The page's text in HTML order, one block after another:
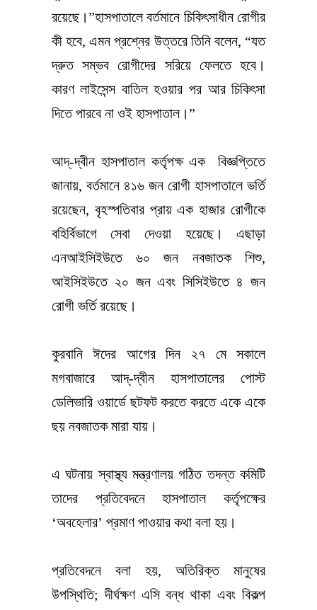
রয়েছে।”হাসপাতালে বর্তমানে চিকিৎসাধীন রোগীর
কী হবে, এমন প্রশ্নের উত্তরে তিনি বলেন, “যত
দ্রুত সম্ভব রোগীদের সরিয়ে ফেলতে হবে।
কারণ লাইসেন্স বাতিল হওয়ার পর আর চিকিৎসা
দিতে পারবে না ওই হাসপাতাল।”
আদ্-দ্বীন হাসপাতাল কর্তৃপক্ষ এক বিজ্ঞপ্তিতে
জানায়, বর্তমানে ৪১৬ জন রোগী হাসপাতালে ভর্তি
রয়েছেন, বৃহস্পতিবার প্রায় এক হাজার রোগীকে
বহির্বিভাগে সেবা দেওয়া হয়েছে। এছাড়া
এনআইসিইউতে ৬০ জন নবজাতক শিশু,
আইসিইউতে ২০ জন এবং সিসিইউতে ৪ জন
রোগী ভর্তি রয়েছে।
কুরবানি ঈদের আগের দিন ২৭ মে সকালে
মগবাজারে আদ্-দ্বীন হাসপাতালের পোস্ট
ডেলিভারি ওয়ার্ডে ছটফট করতে করতে একে একে
ছয় নবজাতক মারা যায়।
এ ঘটনায় স্বাস্থ্য মন্ত্রণালয় গঠিত তদন্ত কমিটি
তাদের প্রতিবেদনে হাসপাতাল কর্তৃপক্ষের
‘অবহেলার’ প্রমাণ পাওয়ার কথা বলা হয়।
প্রতিবেদনে বলা হয়, অতিরিক্ত মানুষের
উপস্থিতি; দীর্ঘক্ষণ এসি বন্ধ থাকা এবং বিকল্প